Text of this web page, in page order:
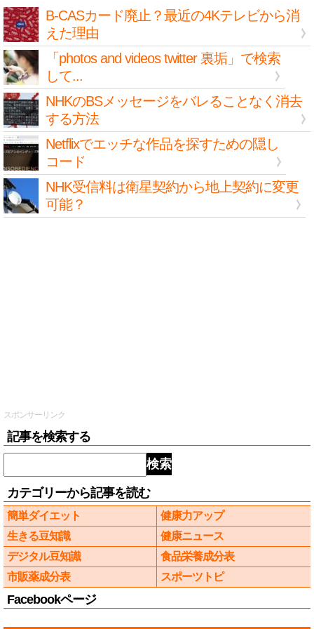
B-CASカード廃止？最近の4Kテレビから消
えた理由
「photos and videos twitter 裏垢」で検索
して...
NHKのBSメッセージをバレることなく消去
する方法
Netflixでエッチな作品を探すための隠し
コード
NHK受信料は衛星契約から地上契約に変更
可能？
スポンサーリンク
記事を検索する
検索
カテゴリーから記事を読む
簡単ダイエット
健康力アップ
生きる豆知識
健康ニュース
デジタル豆知識
食品栄養成分表
市販薬成分表
スポーツトピ
Facebookページ